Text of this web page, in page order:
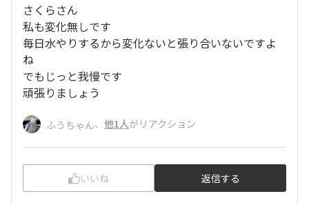
さくらさん
私も変化無しです
毎日水やりするから変化ないと張り合いないですよ
ね
でもじっと我慢です
頑張りましょう
ふうちゃん、 他1人がリアクション
いいね 返信する